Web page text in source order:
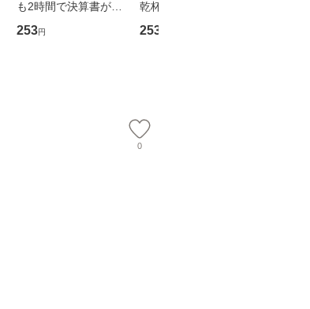
も2時間で決算書が読
めるようになる！ 会
計超入門！ / 佐伯 良
253円
乾杯 (ノン・ポシェッ
ト) / 東野圭吾 / 祥伝
253
0